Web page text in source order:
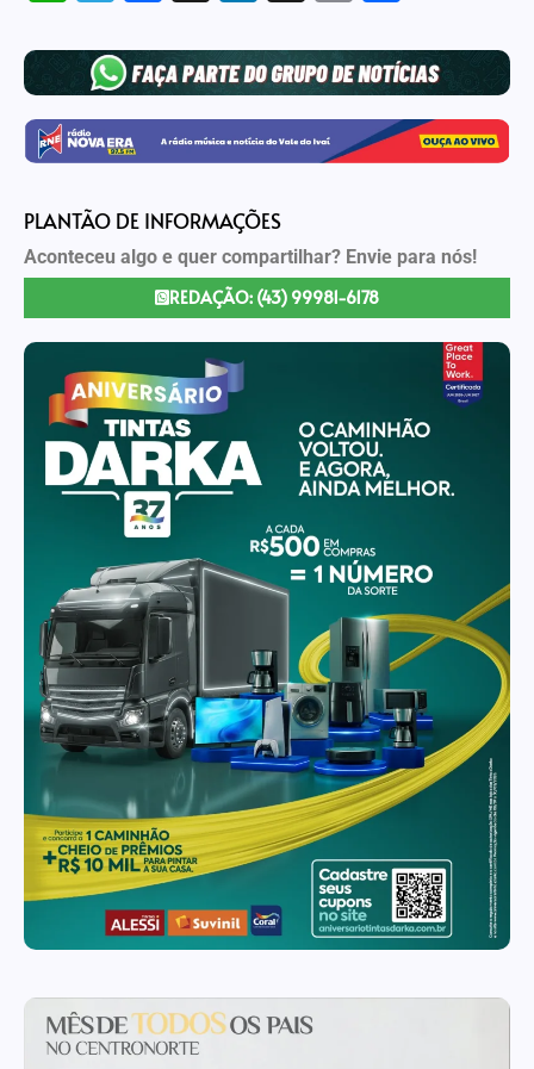
PLANTÃO DE INFORMAÇÕES
Aconteceu algo e quer compartilhar? Envie para nós!
REDAÇÃO: (43) 99981-6178